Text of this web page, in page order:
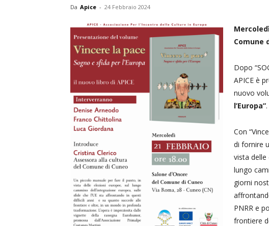
Da Apice - 24 Febbraio 2024
Comune
Dopo
APICE è
nuovo
l’Europa”.
Con
di fornire
vista delle
lungo
giorni
PNRR e
frontiere